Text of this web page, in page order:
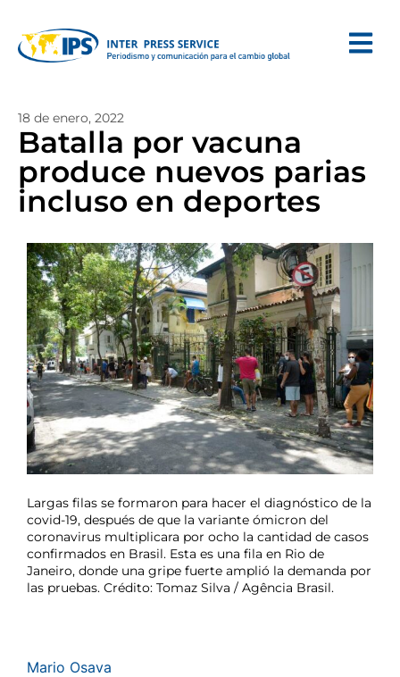
18 de enero, 2022
Batalla por vacuna
produce nuevos parias
incluso en deportes
Largas filas se formaron para hacer el diagnóstico de la
covid-19, después de que la variante ómicron del
coronavirus multiplicara por ocho la cantidad de casos
confirmados en Brasil. Esta es una fila en Rio de
Janeiro, donde una gripe fuerte amplió la demanda por
las pruebas. Crédito: Tomaz Silva / Agência Brasil.
Mario Osava